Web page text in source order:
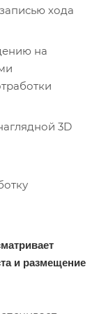
хода
на
3D
и размещение